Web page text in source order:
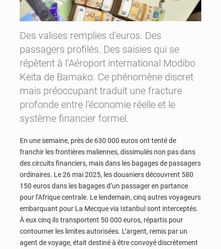
Des valises remplies d’euros. Des
passagers profilés. Des saisies qui se
répètent à l’Aéroport international Modibo
Keita de Bamako. Ce phénomène discret
mais préoccupant traduit une fracture
profonde entre l’économie réelle et le
système financier formel.
En une semaine, près de 630 000 euros ont tenté de
franchir les frontières maliennes, dissimulés non pas dans
des circuits financiers, mais dans les bagages de passagers
ordinaires. Le 26 mai 2025, les douaniers découvrent 580
150 euros dans les bagages d’un passager en partance
pour l’Afrique centrale. Le lendemain, cinq autres voyageurs
embarquant pour La Mecque via Istanbul sont interceptés.
À eux cinq ils transportent 50 000 euros, répartis pour
contourner les limites autorisées. L’argent, remis par un
agent de voyage, était destiné à être convoyé discrètement